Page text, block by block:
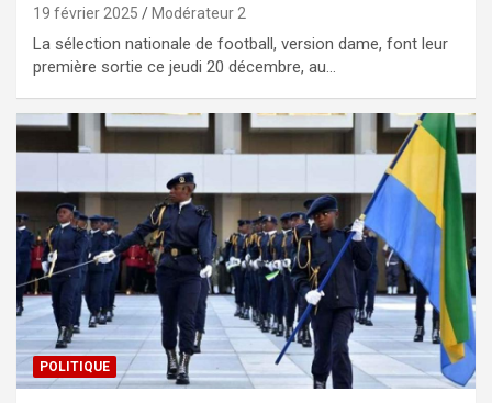
19 février 2025 Modérateur 2
La sélection nationale de football, version dame, font leur
première sortie ce jeudi 20 décembre, au…
POLITIQUE